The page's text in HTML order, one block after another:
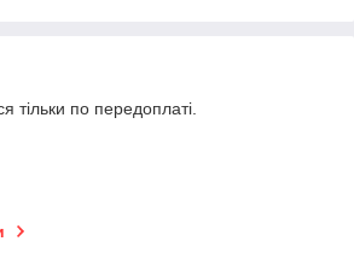
тільки по передоплаті.